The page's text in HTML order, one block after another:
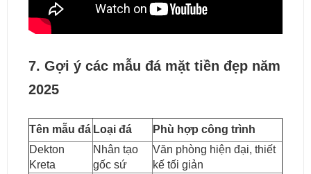
7. Gợi ý các mẫu đá mặt tiền đẹp năm
2025
Tên mẫu đá Loại đá
Phù hợp công trình
Dekton
Kreta
Nhân tạo
gốc sứ
Văn phòng hiện đại, thiết
kế tối giản